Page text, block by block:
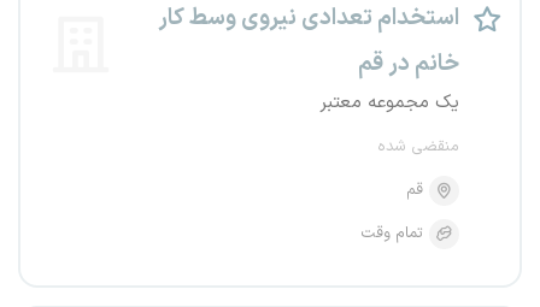
استخدام تعدادی نیروی وسط کار
خانم در قم
یک مجموعه معتبر
منقضی شده
قم
تمام وقت